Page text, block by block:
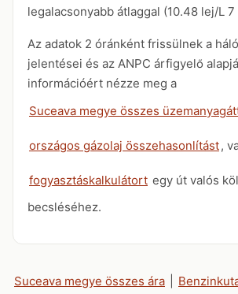
legalacsonyabb átlaggal (10.48 lej/L 7
Az adatok 2 óránként frissülnek a
jelentései és az ANPC árfigyelő
információért nézze meg a
Suceava megye összes
országos gázolaj összehasonlítást,
fogyasztáskalkulátort egy út valós
becsléséhez.
Suceava megye összes ára